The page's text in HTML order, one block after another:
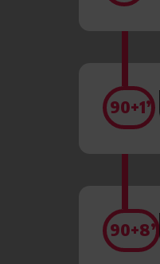
90+1’
90+8’